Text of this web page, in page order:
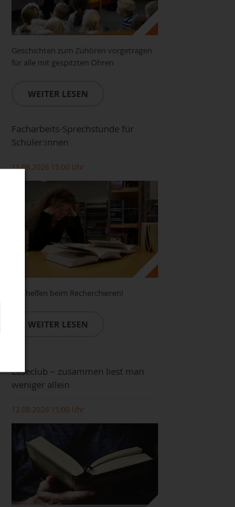
Geschichten zum Zuhören vorgetragen
für alle mit gespitzten Ohren
WEITER LESEN
Facharbeits-Sprechstunde für
Schüler:innen
11.08.2026 15:00 Uhr
Wir helfen beim Recherchieren!
WEITER LESEN
Leseclub – zusammen liest man
weniger allein
12.08.2026 15:00 Uhr